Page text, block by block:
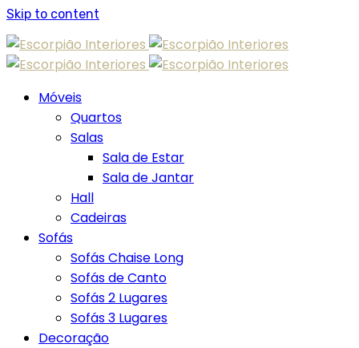
Skip to content
Móveis
Quartos
Salas
Sala de Estar
Sala de Jantar
Hall
Cadeiras
Sofás
Sofás Chaise Long
Sofás de Canto
Sofás 2 Lugares
Sofás 3 Lugares
Decoração